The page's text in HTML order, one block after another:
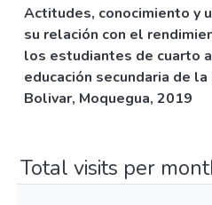
Actitudes, conocimiento y
su relación con el
los estudiantes de cuarto
educación secundaria de la
Bolivar, Moquegua, 2019
Total visits per